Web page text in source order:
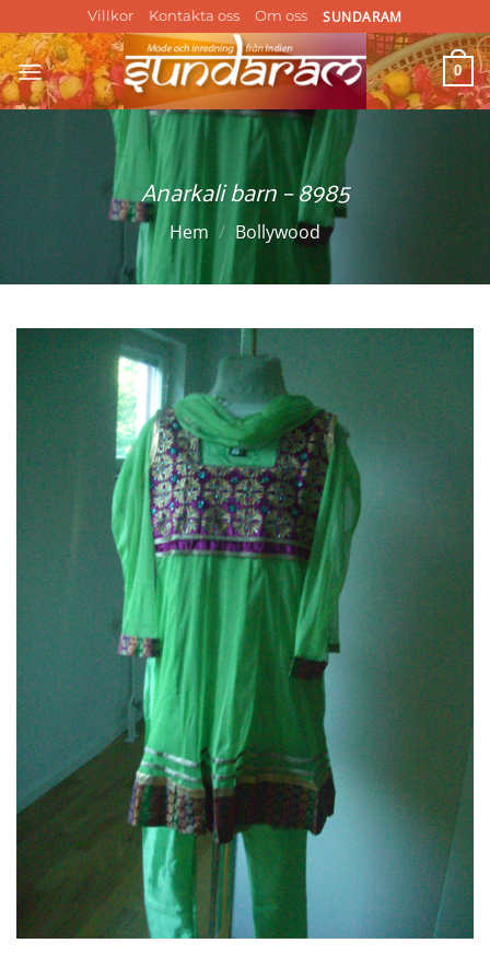
to
content
Villkor Kontakta oss Om oss SUNDARAM
0
Anarkali barn – 8985
Hem / Bollywood